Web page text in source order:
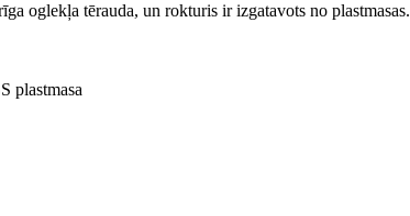
oglekļa tērauda, un rokturis ir izgatavots no plastmasas.
plastmasa